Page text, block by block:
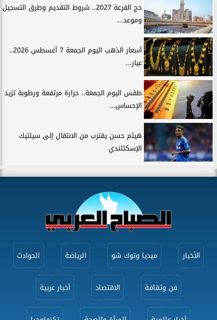
حج القرعة 2027.. شروط التقديم وطرق التسجيل
وموعد...
أسعار الذهب اليوم الجمعة 7 أغسطس 2026..
عيار...
طقس اليوم الجمعة.. حرارة مرتفعة ورطوبة تزيد
الإحساس...
هيثم حسن يقترب من الانتقال إلى سيلتيك
الإسكتلندي
الأخبار ميديا وتوك شو الرياضة الحوادث
فن وثقافة الاقتصاد أخبار عربية